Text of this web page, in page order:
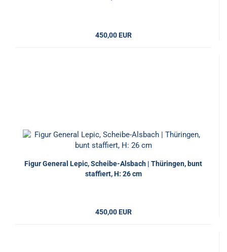
450,00 EUR
Figur General Lepic, Scheibe-Alsbach | Thüringen, bunt
staffiert, H: 26 cm
450,00 EUR